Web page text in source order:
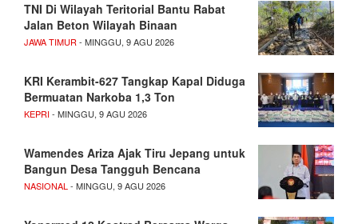
TNI Di Wilayah Teritorial Bantu Rabat
Jalan Beton Wilayah Binaan
JAWA TIMUR - MINGGU, 9 AGU 2026
KRI Kerambit-627 Tangkap Kapal Diduga
Bermuatan Narkoba 1,3 Ton
KEPRI- MINGGU, 9 AGU 2026
Wamendes Ariza Ajak Tiru Jepang untuk
Bangun Desa Tangguh Bencana
NASIONAL - MINGGU, 9 AGU 2026